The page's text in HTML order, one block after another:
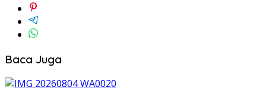
Baca Juga